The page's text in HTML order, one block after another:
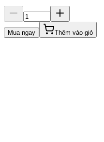
Mua ngay Thêm vào giỏ